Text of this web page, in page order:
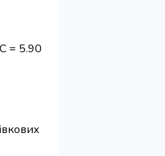
= 5.90